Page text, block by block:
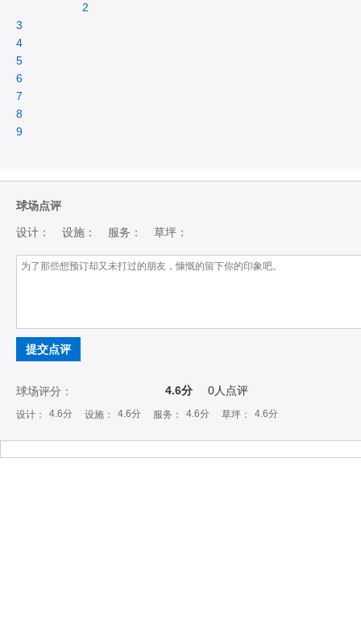
2
3
4
5
6
7
8
9
球场点评
设计： 设施： 服务： 草坪：
提交点评
球场评分： 4.6分 0人点评
设计： 4.6分 设施： 4.6分 服务： 4.6分 草坪： 4.6分